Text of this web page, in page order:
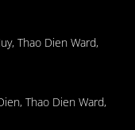
Thao Dien Ward,
Thao Dien Ward,